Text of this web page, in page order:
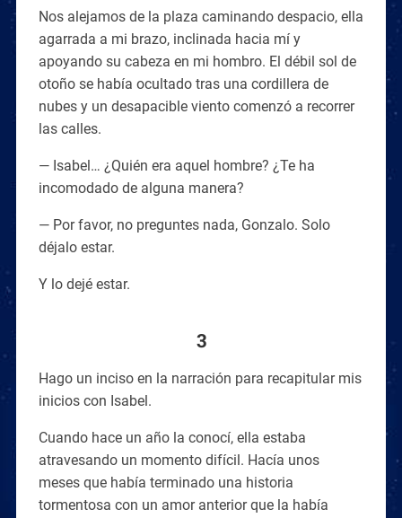
Nos alejamos de la plaza caminando despacio, ella
agarrada a mi brazo, inclinada hacia mí y
apoyando su cabeza en mi hombro. El débil sol de
otoño se había ocultado tras una cordillera de
nubes y un desapacible viento comenzó a recorrer
las calles.
— Isabel… ¿Quién era aquel hombre? ¿Te ha
incomodado de alguna manera?
— Por favor, no preguntes nada, Gonzalo. Solo
déjalo estar.
Y lo dejé estar.
3
Hago un inciso en la narración para recapitular mis
inicios con Isabel.
Cuando hace un año la conocí, ella estaba
atravesando un momento difícil. Hacía unos
meses que había terminado una historia
tormentosa con un amor anterior que la había